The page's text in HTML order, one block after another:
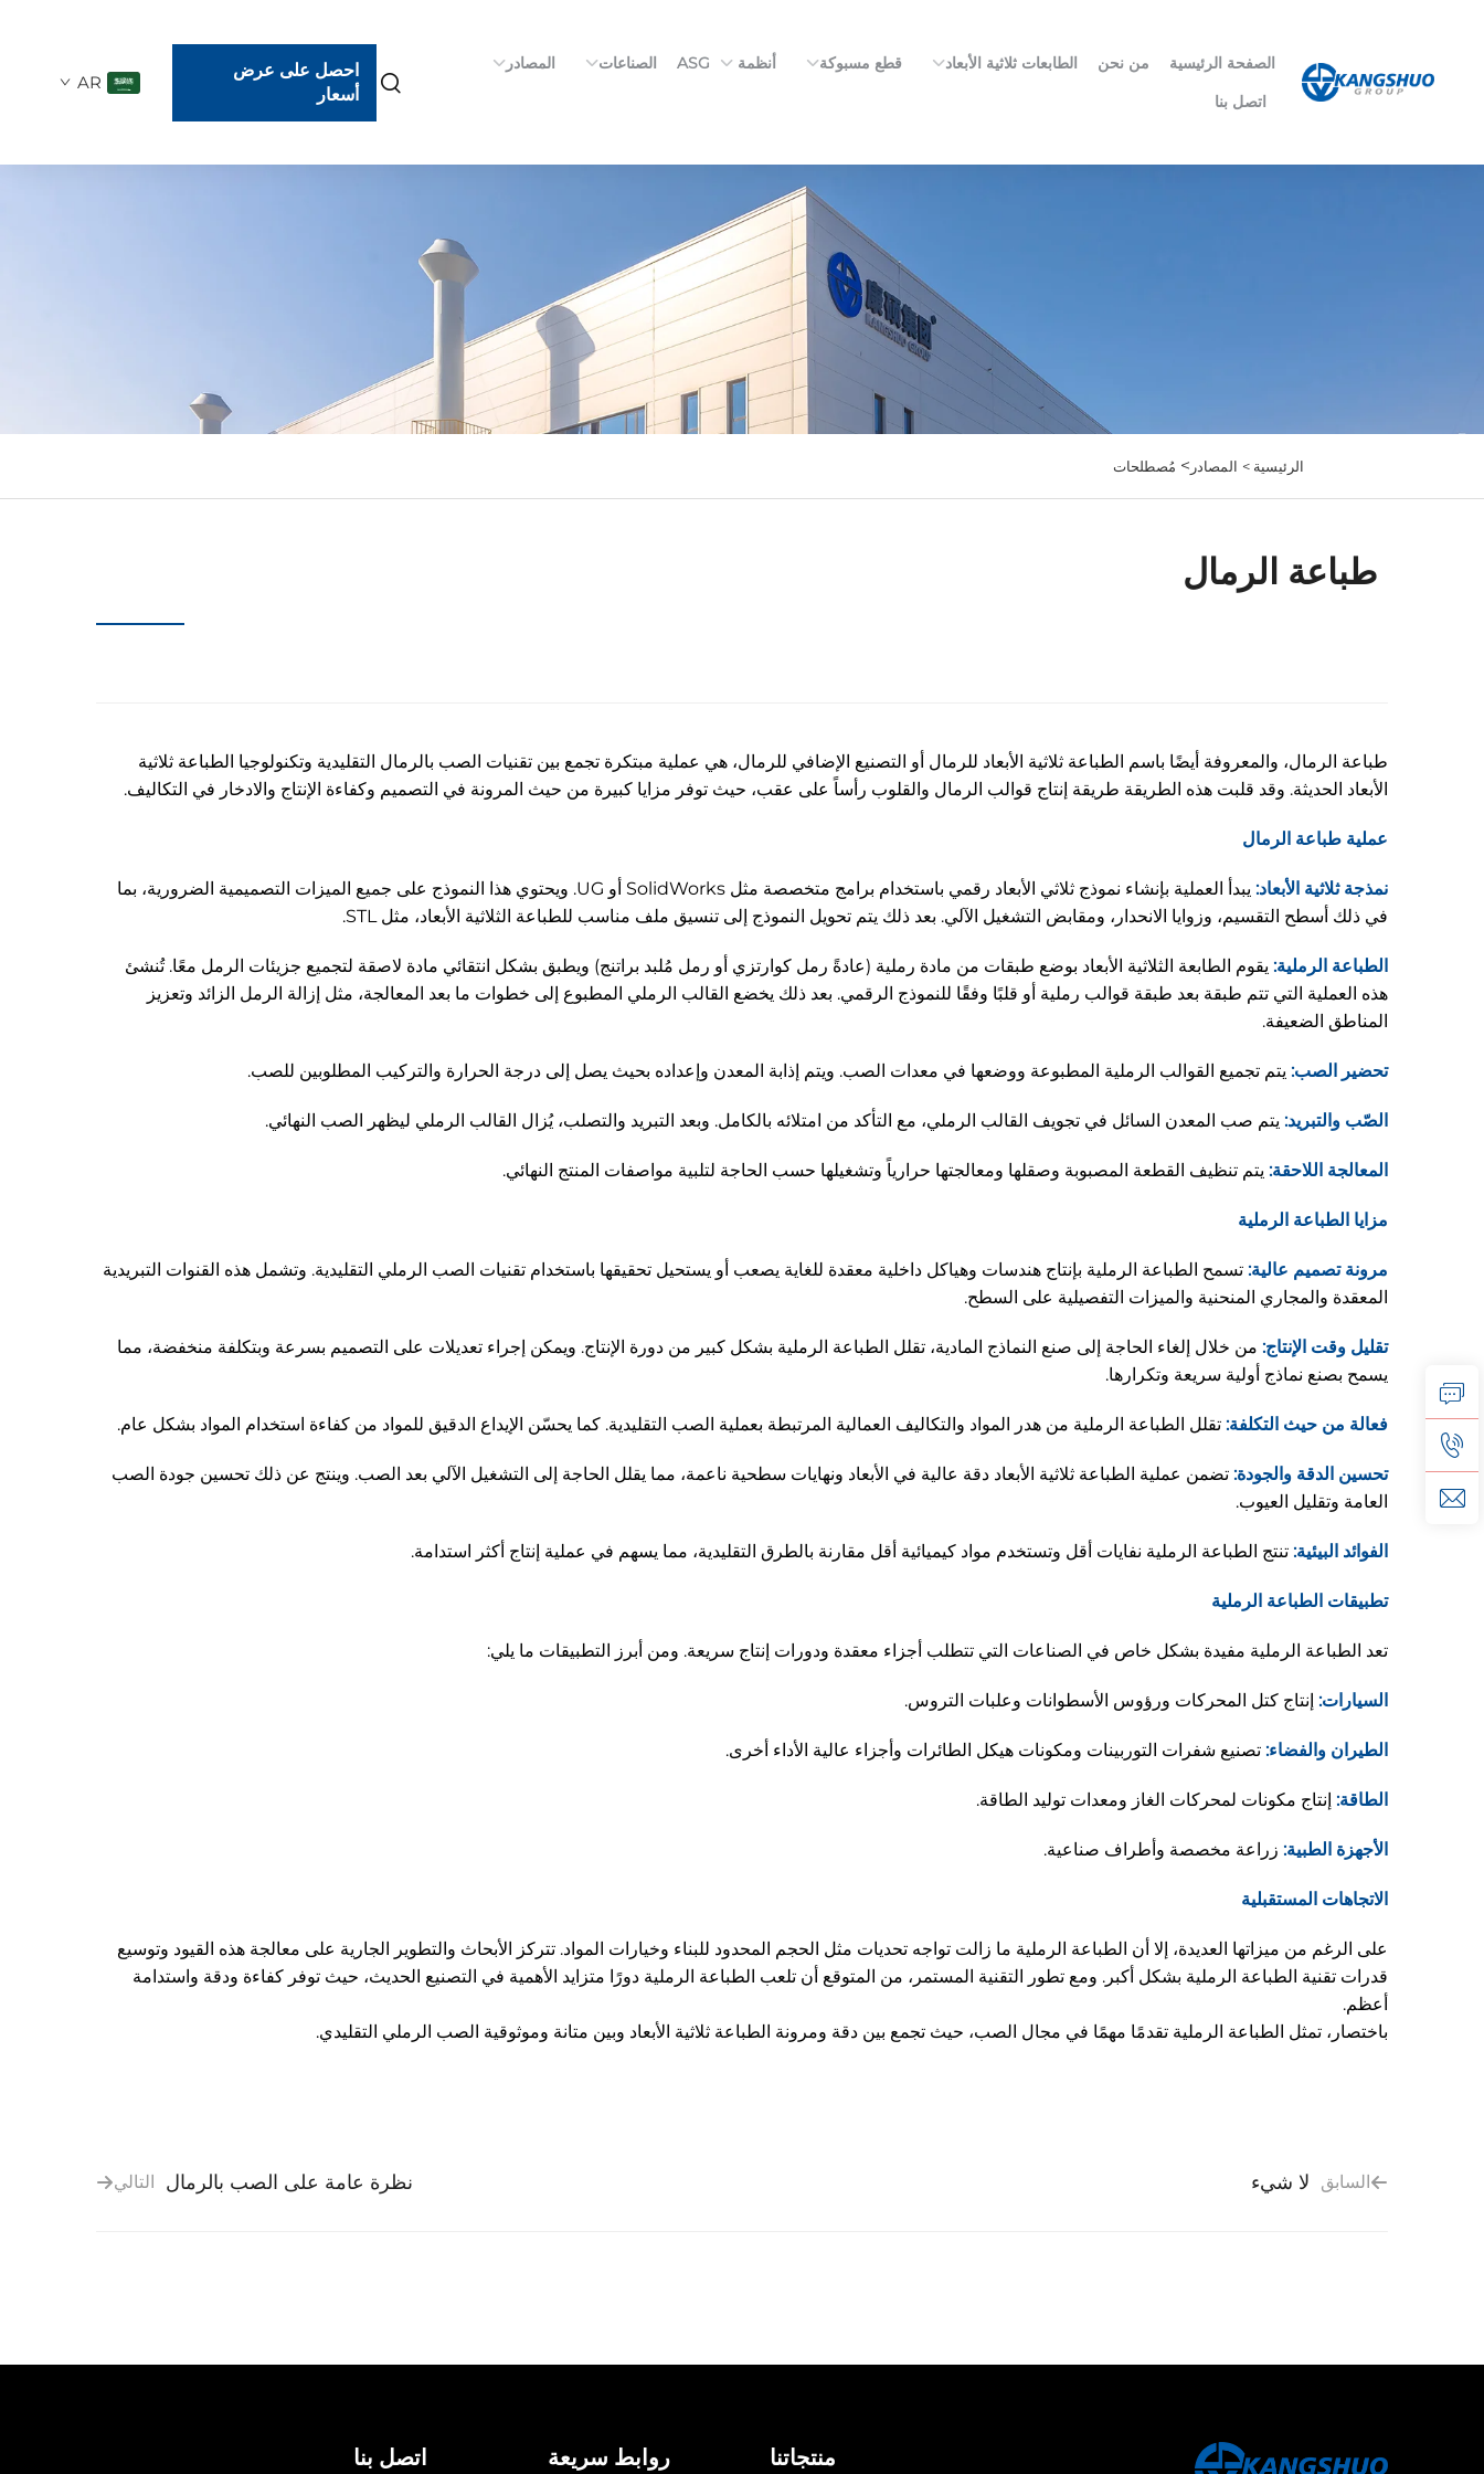
الصفحة الرئيسية من نحن الطابعات ثلاثية الأبعاد قطع مسبوكة أنظمة ASG الصناعات
المصادر
اتصل بنا
احصل على عرض
أسعار
AR
الرئيسية > المصادر > مُصطلحات
طباعة الرمال
طباعة الرمال، والمعروفة أيضًا باسم الطباعة ثلاثية الأبعاد للرمال أو التصنيع الإضافي للرمال، هي عملية مبتكرة تجمع بين تقنيات الصب بالرمال التقليدية وتكنولوجيا الطباعة ثلاثية
الأبعاد الحديثة. وقد قلبت هذه الطريقة طريقة إنتاج قوالب الرمال والقلوب رأساً على عقب، حيث توفر مزايا كبيرة من حيث المرونة في التصميم وكفاءة الإنتاج والادخار في التكاليف.
عملية طباعة الرمال
نمذجة ثلاثية الأبعاد:
يبدأ العملية بإنشاء نموذج ثلاثي الأبعاد رقمي باستخدام برامج متخصصة مثل SolidWorks أو UG. ويحتوي هذا النموذج على جميع الميزات التصميمية الضرورية، بما
في ذلك أسطح التقسيم، وزوايا الانحدار، ومقابض التشغيل الآلي. بعد ذلك يتم تحويل النموذج إلى تنسيق ملف مناسب للطباعة الثلاثية الأبعاد، مثل STL.
الطباعة الرملية: يقوم الطابعة الثلاثية الأبعاد بوضع طبقات من مادة رملية (عادةً رمل كوارتزي أو رمل مُلبد براتنج) ويطبق بشكل انتقائي مادة لاصقة لتجميع جزيئات الرمل معًا. تُنشئ
هذه العملية التي تتم طبقة بعد طبقة قوالب رملية أو قلبًا وفقًا للنموذج الرقمي. بعد ذلك يخضع القالب الرملي المطبوع إلى خطوات ما بعد المعالجة، مثل إزالة الرمل الزائد وتعزيز
المناطق الضعيفة.
تحضير الصب: يتم تجميع القوالب الرملية المطبوعة ووضعها في معدات الصب. ويتم إذابة المعدن وإعداده بحيث يصل إلى درجة الحرارة والتركيب المطلوبين للصب.
الصّب والتبريد: يتم صب المعدن السائل في تجويف القالب الرملي، مع التأكد من امتلائه بالكامل. وبعد التبريد والتصلب، يُزال القالب الرملي ليظهر الصب النهائي.
المعالجة اللاحقة: يتم تنظيف القطعة المصبوبة وصقلها ومعالجتها حرارياً وتشغيلها حسب الحاجة لتلبية مواصفات المنتج النهائي.
مزايا الطباعة الرملية
مرونة تصميم عالية: تسمح الطباعة الرملية بإنتاج هندسات وهياكل داخلية معقدة للغاية يصعب أو يستحيل تحقيقها باستخدام تقنيات الصب الرملي التقليدية. وتشمل هذه القنوات التبريدية
المعقدة والمجاري المنحنية والميزات التفصيلية على السطح.
تقليل وقت الإنتاج: من خلال إلغاء الحاجة إلى صنع النماذج المادية، تقلل الطباعة الرملية بشكل كبير من دورة الإنتاج. ويمكن إجراء تعديلات على التصميم بسرعة وبتكلفة منخفضة، مما
يسمح بصنع نماذج أولية سريعة وتكرارها.
فعالة من حيث التكلفة: تقلل الطباعة الرملية من هدر المواد والتكاليف العمالية المرتبطة بعملية الصب التقليدية. كما يحسّن الإيداع الدقيق للمواد من كفاءة استخدام المواد بشكل عام.
تحسين الدقة والجودة: تضمن عملية الطباعة ثلاثية الأبعاد دقة عالية في الأبعاد ونهايات سطحية ناعمة، مما يقلل الحاجة إلى التشغيل الآلي بعد الصب. وينتج عن ذلك تحسين جودة الصب
العامة وتقليل العيوب.
الفوائد البيئية: تنتج الطباعة الرملية نفايات أقل وتستخدم مواد كيميائية أقل مقارنة بالطرق التقليدية، مما يسهم في عملية إنتاج أكثر استدامة.
تطبيقات الطباعة الرملية
تعد الطباعة الرملية مفيدة بشكل خاص في الصناعات التي تتطلب أجزاء معقدة ودورات إنتاج سريعة. ومن أبرز التطبيقات ما يلي:
السيارات: إنتاج كتل المحركات ورؤوس الأسطوانات وعلبات التروس.
الطيران والفضاء: تصنيع شفرات التوربينات ومكونات هيكل الطائرات وأجزاء عالية الأداء أخرى.
الطاقة: إنتاج مكونات لمحركات الغاز ومعدات توليد الطاقة.
الأجهزة الطبية: زراعة مخصصة وأطراف صناعية.
الاتجاهات المستقبلية
على الرغم من ميزاتها العديدة، إلا أن الطباعة الرملية ما زالت تواجه تحديات مثل الحجم المحدود للبناء وخيارات المواد. تتركز الأبحاث والتطوير الجارية على معالجة هذه القيود وتوسيع
قدرات تقنية الطباعة الرملية بشكل أكبر. ومع تطور التقنية المستمر، من المتوقع أن تلعب الطباعة الرملية دورًا متزايد الأهمية في التصنيع الحديث، حيث توفر كفاءة ودقة واستدامة
أعظم.
باختصار، تمثل الطباعة الرملية تقدمًا مهمًا في مجال الصب، حيث تجمع بين دقة ومرونة الطباعة ثلاثية الأبعاد وبين متانة وموثوقية الصب الرملي التقليدي.
السابق لا شيء التالي نظرة عامة على الصب بالرمال
منتجاتنا روابط سريعة اتصل بنا